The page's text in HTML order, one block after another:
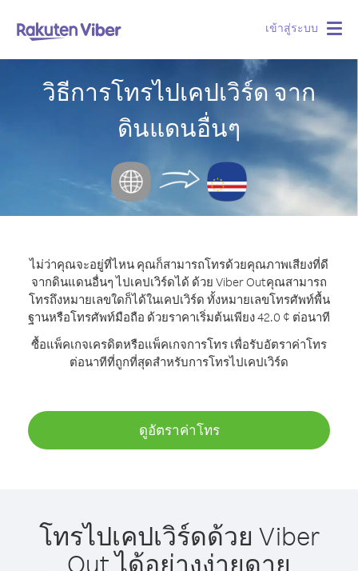
เข้าสู่ระบบ
วิธีการโทรไปเคปเวิร์ด จาก
ดินแดนอื่นๆ
ไม่ว่าคุณจะอยู่ที่ไหน คุณก็สามารถโทรด้วยคุณภาพเสียงที่ดี
จากดินแดนอื่นๆ ไปเคปเวิร์ดได้ ด้วย Viber Outคุณสามารถ
โทรถึงหมายเลขใดก็ได้ในเคปเวิร์ด ทั้งหมายเลขโทรศัพท์พื้น
ฐานหรือโทรศัพท์มือถือ ด้วยราคาเริ่มต้นเพียง 42.0 ¢ ต่อนาที
ซื้อแพ็คเกจเครดิตหรือแพ็คเกจการโทร เพื่อรับอัตราค่าโทร
ต่อนาทีที่ถูกที่สุดสำหรับการโทรไปเคปเวิร์ด
ดูอัตราค่าโทร
โทรไปเคปเวิร์ดด้วย Viber
Out ได้อย่างง่ายดาย